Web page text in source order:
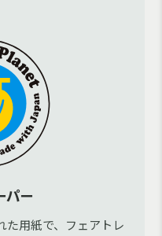
パー
た用紙で、フェアトレ